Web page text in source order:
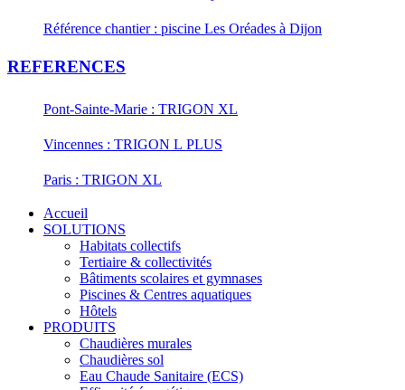
Référence chantier : piscine Les Oréades à Dijon
REFERENCES
Pont-Sainte-Marie : TRIGON XL
Vincennes : TRIGON L PLUS
Paris : TRIGON XL
Accueil
SOLUTIONS
Habitats collectifs
Tertiaire & collectivités
Bâtiments scolaires et gymnases
Piscines & Centres aquatiques
Hôtels
PRODUITS
Chaudières murales
Chaudières sol
Eau Chaude Sanitaire (ECS)